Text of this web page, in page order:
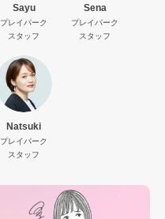
Sayu
プレイパーク
スタッフ
Sena
プレイパーク
スタッフ
Natsuki
プレイパーク
スタッフ